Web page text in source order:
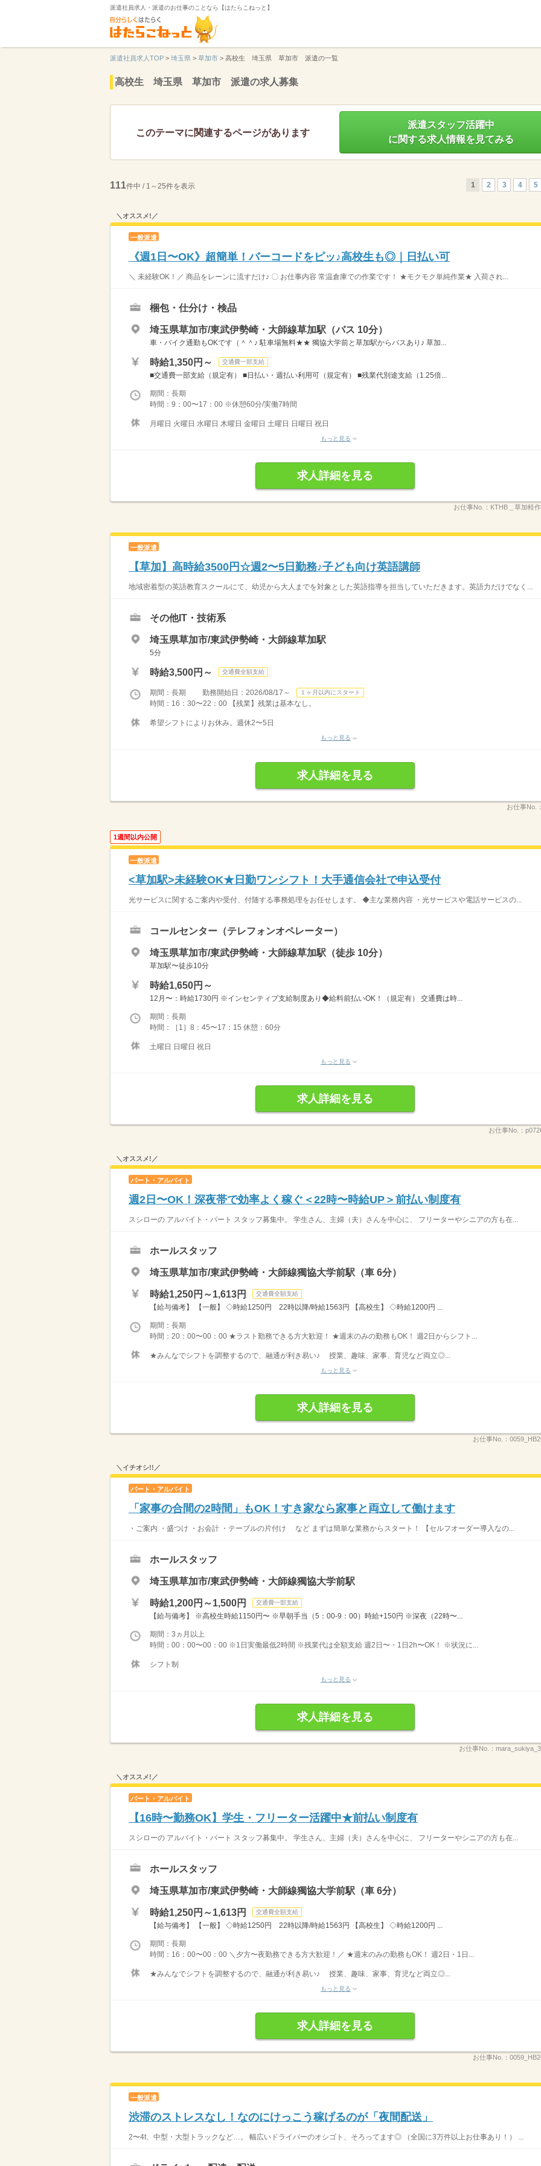
派遣社員求人・派遣のお仕事のことなら【はたらこねっと】
派遣社員求人TOP > 埼玉県 > 草加市 > 高校生 埼玉県 草加市 派遣の一覧
高校生 埼玉県 草加市 派遣の求人募集
このテーマに関連するページがあります
派遣スタッフ活躍中
に関する求人情報を見てみる
111件中 / 1～25件を表示 1 2 3 4 5
＼オススメ!／
一般派遣
《週1日〜OK》超簡単！バーコードをピッ♪高校生も◎｜日払い可
＼ 未経験OK！／ 商品をレーンに流すだけ♪ 〇 お仕事内容 常温倉庫での作業です！ ★モクモク単純作業★ 入荷され...
梱包・仕分け・検品
埼玉県草加市/東武伊勢崎・大師線草加駅（バス 10分）
車・バイク通勤もOKです（＾＾♪ 駐車場無料★★ 獨協大学前と草加駅からバスあり♪ 草加...
時給1,350円～ 交通費一部支給
■交通費一部支給（規定有） ■日払い・週払い利用可（規定有） ■残業代別途支給（1.25倍...
期間：長期
時間：9：00〜17：00 ※休憩60分/実働7時間
月曜日 火曜日 水曜日 木曜日 金曜日 土曜日 日曜日 祝日
もっと見る
求人詳細を見る
お仕事No.： KTHB＿草加軽
一般派遣
【草加】高時給3500円☆週2〜5日勤務♪子ども向け英語講師
地域密着型の英語教育スクールにて、幼児から大人までを対象とした英語指導を担当していただきます。英語力だけでなく...
その他IT・技術系
埼玉県草加市/東武伊勢崎・大師線草加駅
5分
時給3,500円～ 交通費全額支給
期間：長期 勤務開始日：2026/08/17～ １ヶ月以内にスタート
時間：16：30〜22：00 【残業】残業は基本なし。
希望シフトによりお休み。週休2〜5日
もっと見る
求人詳細を見る
お仕事No.：
1週間以内公開
一般派遣
<草加駅>未経験OK★日勤ワンシフト！大手通信会社で申込受付
光サービスに関するご案内や受付、付随する事務処理をお任せします。 ◆主な業務内容 ・光サービスや電話サービスの...
コールセンター（テレフォンオペレーター）
埼玉県草加市/東武伊勢崎・大師線草加駅（徒歩 10分）
草加駅〜徒歩10分
時給1,650円～
12月〜：時給1730円 ※インセンティブ支給制度あり◆給料前払いOK！（規定有） 交通費は時...
期間：長期
時間：［1］8：45〜17：15 休憩：60分
土曜日 日曜日 祝日
もっと見る
求人詳細を見る
お仕事No.：
＼オススメ!／
パート・アルバイト
週2日〜OK！深夜帯で効率よく稼ぐ＜22時〜時給UP＞前払い制度有
スシローの アルバイト・パート スタッフ募集中。 学生さん、主婦（夫）さんを中心に、 フリーターやシニアの方も在...
ホールスタッフ
埼玉県草加市/東武伊勢崎・大師線獨協大学前駅（車 6分）
時給1,250円～1,613円 交通費全額支給
【給与備考】 【一般】 ◇時給1250円 22時以降/時給1563円 【高校生】 ◇時給1200円 ...
期間：長期
時間：20：00〜00：00 ★ラスト勤務できる方大歓迎！ ★週末のみの勤務もOK！ 週2日からシフト...
★みんなでシフトを調整するので、融通が利き易い♪ 授業、趣味、家事、育児など両立◎...
もっと見る
求人詳細を見る
お仕事No.：
＼イチオシ!!／
パート・アルバイト
「家事の合間の2時間」もOK！すき家なら家事と両立して働けます
・ご案内 ・盛つけ ・お会計 ・テーブルの片付け など まずは簡単な業務からスタート！ 【セルフオーダー導入なの...
ホールスタッフ
埼玉県草加市/東武伊勢崎・大師線獨協大学前駅
時給1,200円～1,500円 交通費一部支給
【給与備考】 ※高校生時給1150円〜 ※早朝手当（5：00-9：00）時給+150円 ※深夜（22時〜...
期間：3ヵ月以上
時間：00：00〜00：00 ※1日実働最低2時間 ※残業代は全額支給 週2日〜・1日2h〜OK！ ※状況に...
シフト制
もっと見る
求人詳細を見る
お仕事No.：
＼オススメ!／
パート・アルバイト
【16時〜勤務OK】学生・フリーター活躍中★前払い制度有
スシローの アルバイト・パート スタッフ募集中。 学生さん、主婦（夫）さんを中心に、 フリーターやシニアの方も在...
ホールスタッフ
埼玉県草加市/東武伊勢崎・大師線獨協大学前駅（車 6分）
時給1,250円～1,613円 交通費全額支給
【給与備考】 【一般】 ◇時給1250円 22時以降/時給1563円 【高校生】 ◇時給1200円 ...
期間：長期
時間：16：00〜00：00 ＼夕方〜夜勤務できる方大歓迎！／ ★週末のみの勤務もOK！ 週2日・1日...
★みんなでシフトを調整するので、融通が利き易い♪ 授業、趣味、家事、育児など両立◎...
もっと見る
求人詳細を見る
お仕事No.：
一般派遣
渋滞のストレスなし！なのにけっこう稼げるのが「夜間配送」
2〜4t、中型・大型トラックなど…。 幅広いドライバーのオシゴト、そろってます◎ （全国に3万件以上お仕事あり！） ...